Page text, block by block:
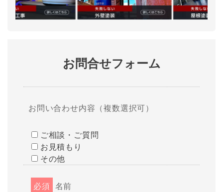
お問合せフォーム
お問い合わせ内容（複数選択可）
ご相談・ご質問
お見積もり
その他
必須 名前